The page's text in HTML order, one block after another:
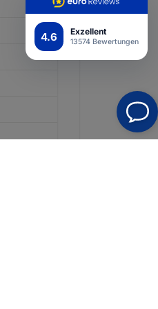
4.6 Exzellent
13574 Bewertungen